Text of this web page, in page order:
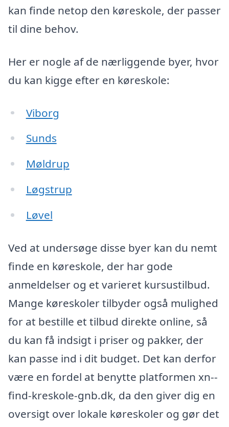
kan finde netop den køreskole, der passer
til dine behov.
Her er nogle af de nærliggende byer, hvor
du kan kigge efter en køreskole:
Viborg
Sunds
Møldrup
Løgstrup
Løvel
Ved at undersøge disse byer kan du nemt
finde en køreskole, der har gode
anmeldelser og et varieret kursustilbud.
Mange køreskoler tilbyder også mulighed
for at bestille et tilbud direkte online, så
du kan få indsigt i priser og pakker, der
kan passe ind i dit budget. Det kan derfor
være en fordel at benytte platformen xn--
find-kreskole-gnb.dk, da den giver dig en
oversigt over lokale køreskoler og gør det